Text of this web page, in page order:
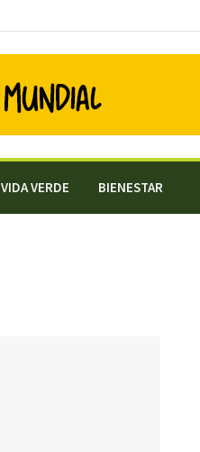
VIDA VERDE BIENESTAR